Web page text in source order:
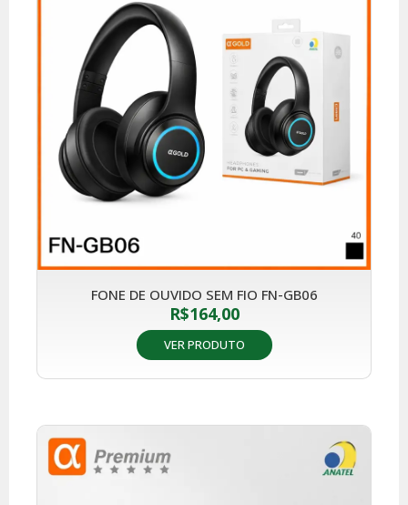
FONE DE OUVIDO SEM FIO FN-GB06
R$164,00
VER PRODUTO